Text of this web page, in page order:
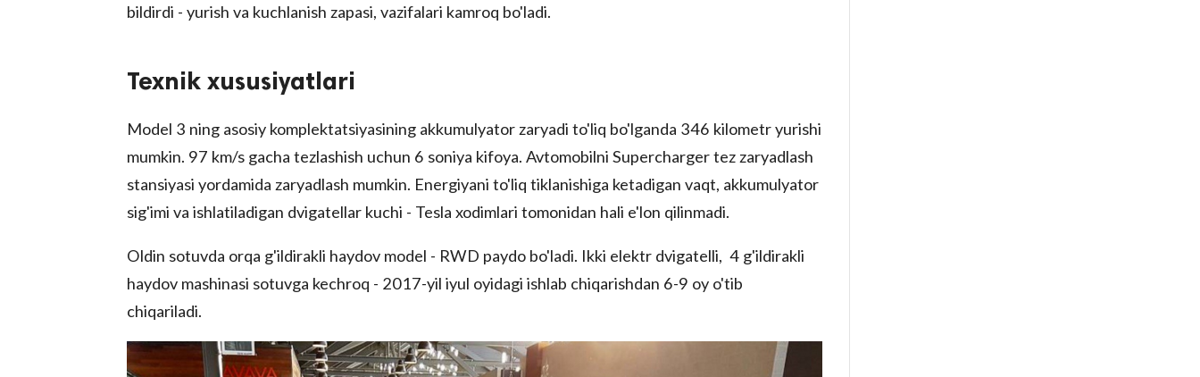
bildirdi - yurish va kuchlanish zapasi, vazifalari kamroq bo'ladi.
Texnik xususiyatlari
Model 3 ning asosiy komplektatsiyasining akkumulyator zaryadi to'liq bo'lganda 346 kilometr yurishi
mumkin. 97 km/s gacha tezlashish uchun 6 soniya kifoya. Avtomobilni Supercharger tez zaryadlash
stansiyasi yordamida zaryadlash mumkin. Energiyani to'liq tiklanishiga ketadigan vaqt, akkumulyator
sig'imi va ishlatiladigan dvigatellar kuchi - Tesla xodimlari tomonidan hali e'lon qilinmadi.
Oldin sotuvda orqa g'ildirakli haydov model - RWD paydo bo'ladi. Ikki elektr dvigatelli, 4 g'ildirakli
haydov mashinasi sotuvga kechroq - 2017-yil iyul oyidagi ishlab chiqarishdan 6-9 oy o'tib
chiqariladi.